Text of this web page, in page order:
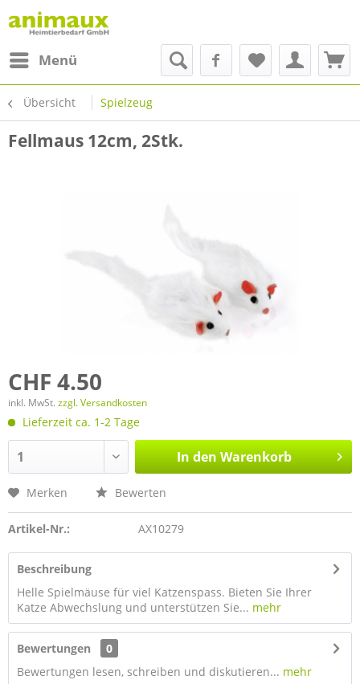
Menü
Übersicht Spielzeug
Fellmaus 12cm, 2Stk.
CHF 4.50
inkl. MwSt. zzgl. Versandkosten
Lieferzeit ca. 1-2 Tage
In den Warenkorb
Merken Bewerten
Artikel-Nr.: AX10279
Beschreibung
Helle Spielmäuse für viel Katzenspass. Bieten Sie Ihrer
Katze Abwechslung und unterstützen Sie... mehr
Bewertungen
0
Bewertungen lesen, schreiben und diskutieren... mehr